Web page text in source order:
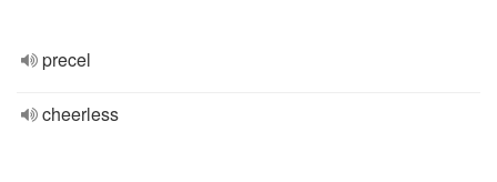
precel
cheerless